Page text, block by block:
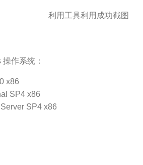
利用工具利用成功截图
作系统：
x86
SP4 x86
SP4 x86